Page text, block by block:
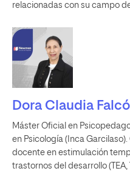
relacionadas con su campo
Dora Claudia
Máster Oficial en
en Psicología (Inca
docente en estimulación
trastornos del desarrollo